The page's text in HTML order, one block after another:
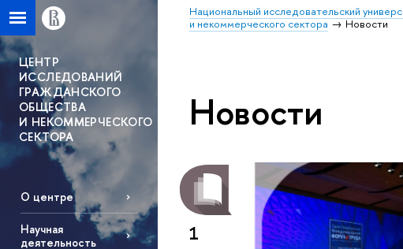
Национальный исследовательский
и некоммерческого сектора
Новости
ЦЕНТР
ИССЛЕДОВАНИЙ
ГРАЖДАНСКОГО
ОБЩЕСТВА
И НЕКОММЕРЧЕСКОГО
СЕКТОРА
О центре
Научная
деятельность
Новости
1